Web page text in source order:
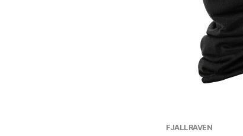
FJALLRAVEN